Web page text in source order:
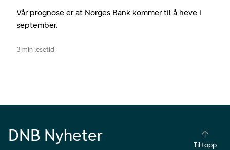
Vår prognose er at Norges Bank kommer til å heve i
september.
3 min lesetid
DNB Nyheter
Til topp